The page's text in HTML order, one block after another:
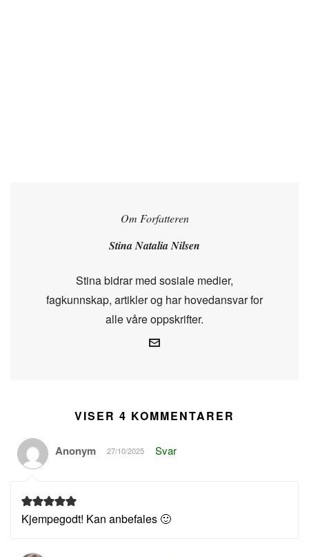
Om Forfatteren
Stina Natalia Nilsen
Stina bidrar med sosiale medier,
fagkunnskap, artikler og har hovedansvar for
alle våre oppskrifter.
VISER 4 KOMMENTARER
Anonym 27/10/2025 Svar
Kjempegodt! Kan anbefales 🙂